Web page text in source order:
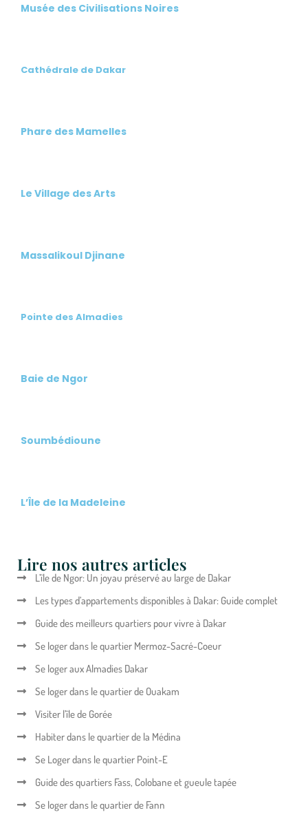
Musée des Civilisations Noires
Cathédrale de Dakar
Phare des Mamelles
Le Village des Arts
Massalikoul Djinane
Pointe des Almadies
Baie de Ngor
Soumbédioune
L’Île de la Madeleine
Lire nos autres articles
L’île de Ngor: Un joyau préservé au large de Dakar
Les types d’appartements disponibles à Dakar: Guide complet
Guide des meilleurs quartiers pour vivre à Dakar
Se loger dans le quartier Mermoz-Sacré-Coeur
Se loger aux Almadies Dakar
Se loger dans le quartier de Ouakam
Visiter l’île de Gorée
Habiter dans le quartier de la Médina
Se Loger dans le quartier Point-E
Guide des quartiers Fass, Colobane et gueule tapée
Se loger dans le quartier de Fann